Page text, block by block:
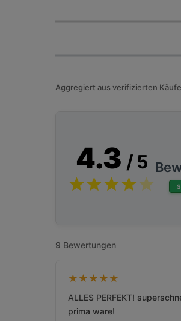
Aggregiert aus verifizierten
4.3 / 5
9 Bewertungen
★ ★ ★ ★ ★
ALLES PERFEKT!
prima ware!